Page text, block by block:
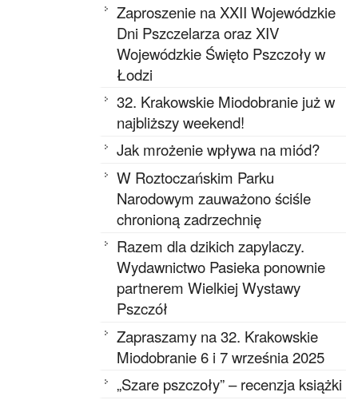
Zaproszenie na XXII Wojewódzkie
Dni Pszczelarza oraz XIV
Wojewódzkie Święto Pszczoły w
Łodzi
32. Krakowskie Miodobranie już w
najbliższy weekend!
Jak mrożenie wpływa na miód?
W Roztoczańskim Parku
Narodowym zauważono ściśle
chronioną zadrzechnię
Razem dla dzikich zapylaczy.
Wydawnictwo Pasieka ponownie
partnerem Wielkiej Wystawy
Pszczół
Zapraszamy na 32. Krakowskie
Miodobranie 6 i 7 września 2025
„Szare pszczoły” – recenzja książki